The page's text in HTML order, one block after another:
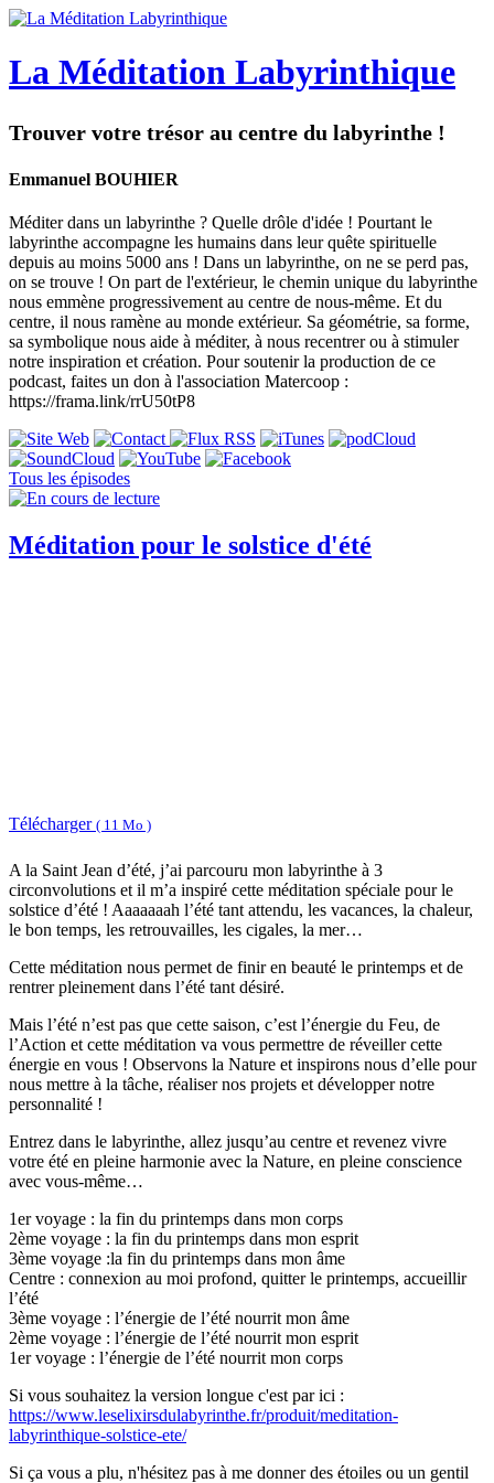
La Méditation Labyrinthique
Trouver votre trésor au centre du labyrinthe !
Emmanuel BOUHIER
Méditer dans un labyrinthe ? Quelle drôle d'idée ! Pourtant le
labyrinthe accompagne les humains dans leur quête spirituelle
depuis au moins 5000 ans ! Dans un labyrinthe, on ne se perd pas,
on se trouve ! On part de l'extérieur, le chemin unique du labyrinthe
nous emmène progressivement au centre de nous-même. Et du
centre, il nous ramène au monde extérieur. Sa géométrie, sa forme,
sa symbolique nous aide à méditer, à nous recentrer ou à stimuler
notre inspiration et création. Pour soutenir la production de ce
podcast, faites un don à l'association Matercoop :
https://frama.link/rrU50tP8
Tous les épisodes
Méditation pour le solstice d'été
Télécharger ( 11 Mo )
A la Saint Jean d’été, j’ai parcouru mon labyrinthe à 3
circonvolutions et il m’a inspiré cette méditation spéciale pour le
solstice d’été ! Aaaaaaah l’été tant attendu, les vacances, la chaleur,
le bon temps, les retrouvailles, les cigales, la mer…
Cette méditation nous permet de finir en beauté le printemps et de
rentrer pleinement dans l’été tant désiré.
Mais l’été n’est pas que cette saison, c’est l’énergie du Feu, de
l’Action et cette méditation va vous permettre de réveiller cette
énergie en vous ! Observons la Nature et inspirons nous d’elle pour
nous mettre à la tâche, réaliser nos projets et développer notre
personnalité !
Entrez dans le labyrinthe, allez jusqu’au centre et revenez vivre
votre été en pleine harmonie avec la Nature, en pleine conscience
avec vous-même…
1er voyage : la fin du printemps dans mon corps
2ème voyage : la fin du printemps dans mon esprit
3ème voyage :la fin du printemps dans mon âme
Centre : connexion au moi profond, quitter le printemps, accueillir
l’été
3ème voyage : l’énergie de l’été nourrit mon âme
2ème voyage : l’énergie de l’été nourrit mon esprit
1er voyage : l’énergie de l’été nourrit mon corps
Si vous souhaitez la version longue c'est par ici :
https://www.leselixirsdulabyrinthe.fr/produit/meditation-
labyrinthique-solstice-ete/
Si ça vous a plu, n'hésitez pas à me donner des étoiles ou un gentil